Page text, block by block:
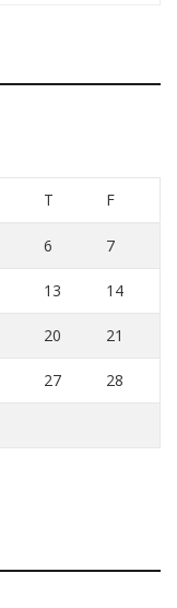
T F
6 7
13 14
20 21
27 28